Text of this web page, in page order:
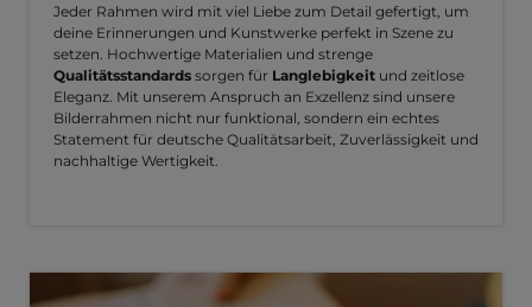
Jeder Rahmen wird mit viel Liebe zum Detail gefertigt, um
deine Erinnerungen und Kunstwerke perfekt in Szene zu
setzen. Hochwertige Materialien und strenge
Qualitätsstandards sorgen für Langlebigkeit und zeitlose
Eleganz. Mit unserem Anspruch an Exzellenz sind unsere
Bilderrahmen nicht nur funktional, sondern ein echtes
Statement für deutsche Qualitätsarbeit, Zuverlässigkeit und
nachhaltige Wertigkeit.